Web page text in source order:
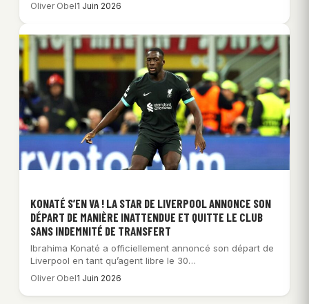
Oliver Obel1 Juin 2026
KONATÉ S’EN VA ! LA STAR DE LIVERPOOL ANNONCE SON
DÉPART DE MANIÈRE INATTENDUE ET QUITTE LE CLUB
SANS INDEMNITÉ DE TRANSFERT
Ibrahima Konaté a officiellement annoncé son départ de
Liverpool en tant qu’agent libre le 30…
Oliver Obel1 Juin 2026